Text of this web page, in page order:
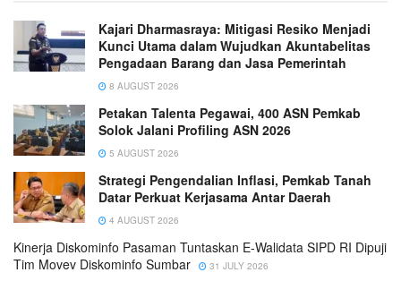
Kajari Dharmasraya: Mitigasi Resiko Menjadi
Kunci Utama dalam Wujudkan Akuntabelitas
Pengadaan Barang dan Jasa Pemerintah
8 AUGUST 2026
Petakan Talenta Pegawai, 400 ASN Pemkab
Solok Jalani Profiling ASN 2026
5 AUGUST 2026
Strategi Pengendalian Inflasi, Pemkab Tanah
Datar Perkuat Kerjasama Antar Daerah
4 AUGUST 2026
Kinerja Diskominfo Pasaman Tuntaskan E-Walidata SIPD RI Dipuji
Tim Movev Diskominfo Sumbar
31 JULY 2026